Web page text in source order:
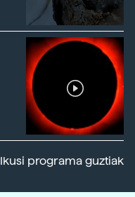
Ikusi programa guztiak